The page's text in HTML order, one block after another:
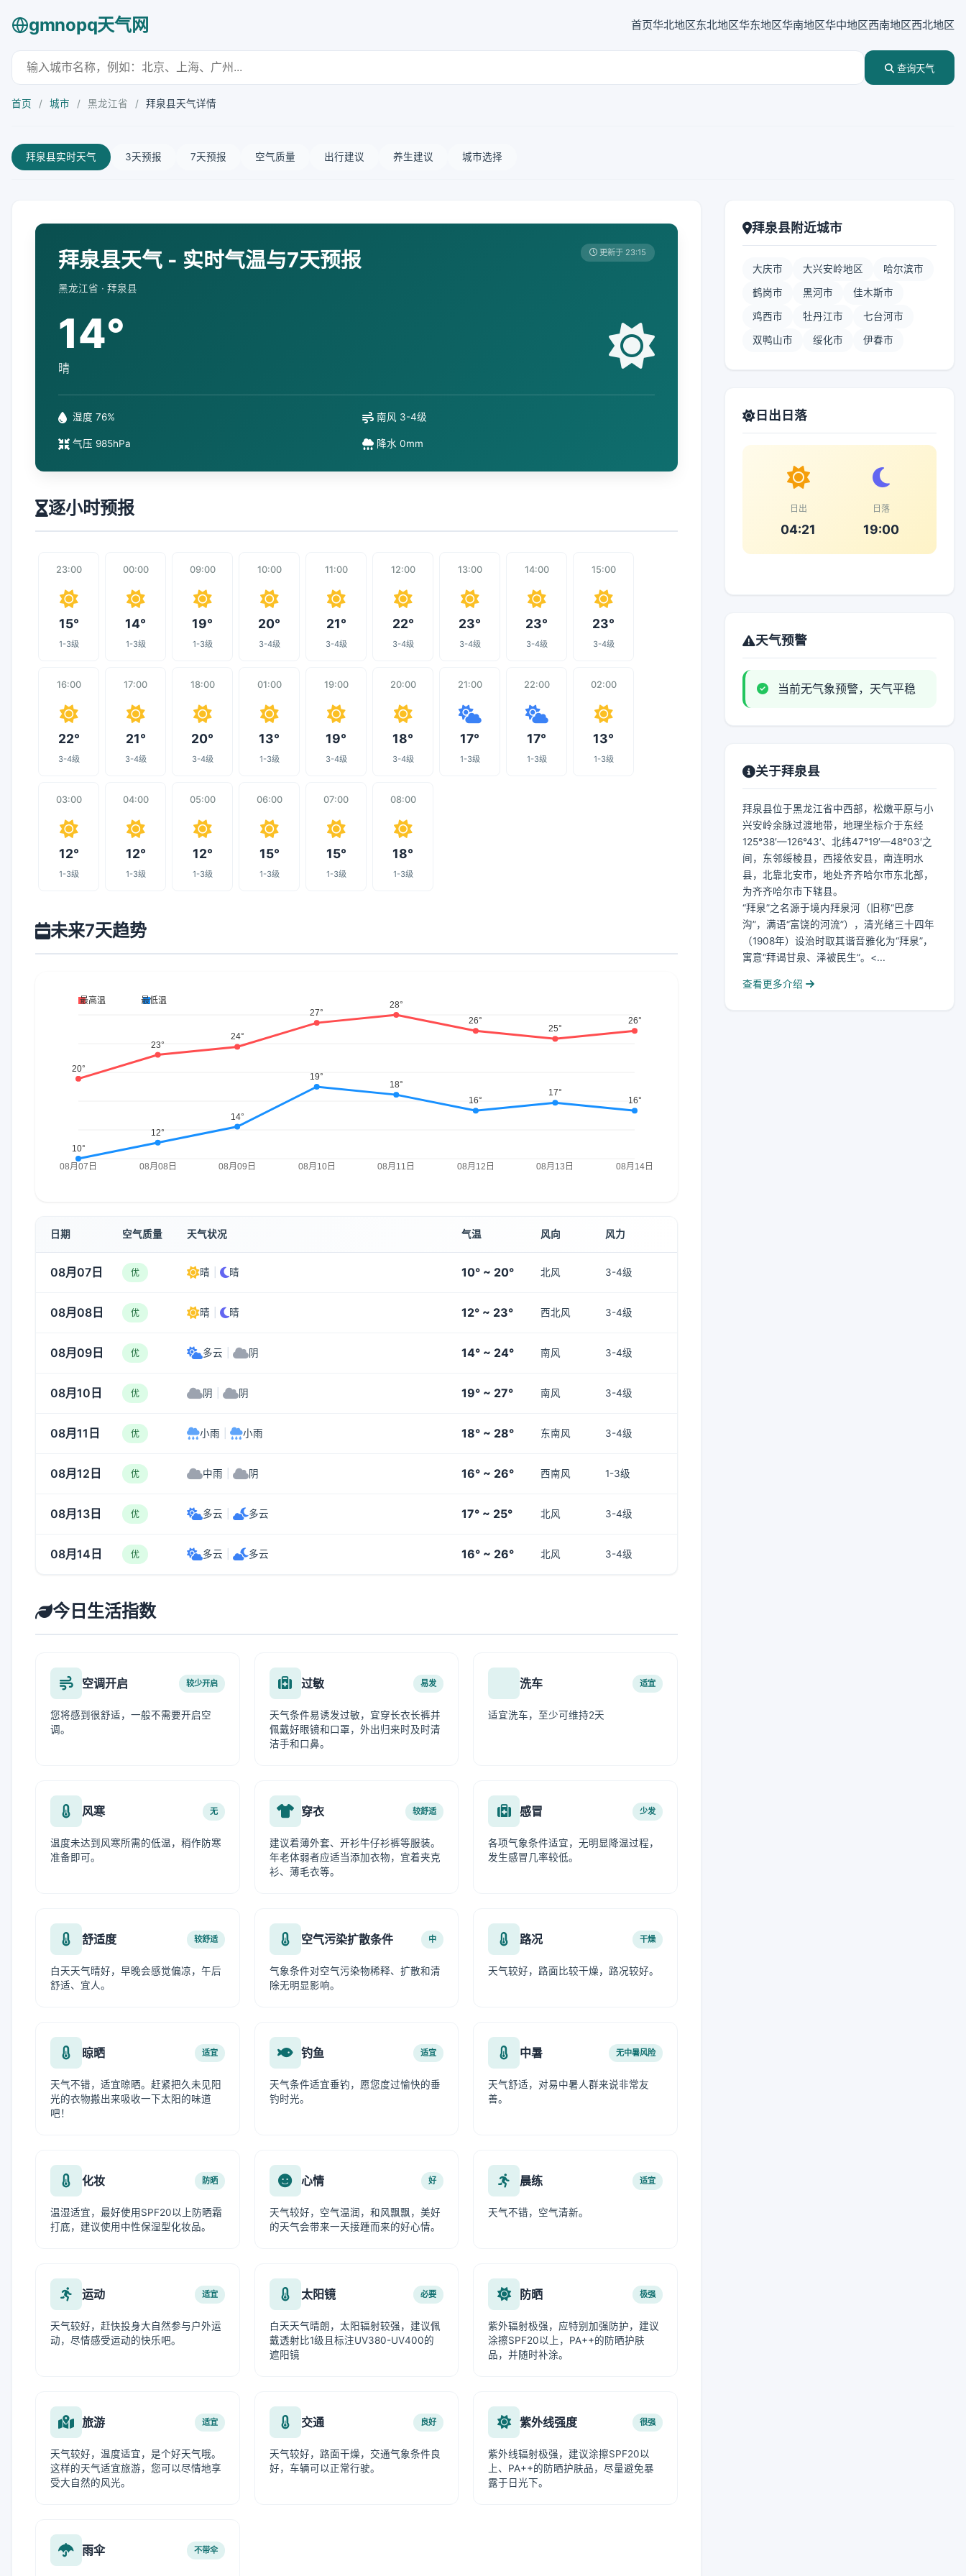
gmnopq天气网 首页华北地区东北地区华东地区华南地区华中地区西南地区西北地区
查询天气
首页 / 城市 / 黑龙江省 / 拜泉县天气详情
拜泉县实时天气 3天预报 7天预报 空气质量 出行建议 养生建议 城市选择
拜泉县天气 - 实时气温与7天预报
黑龙江省 · 拜泉县
更新于 23:15
14°
晴
湿度 76% 南风 3-4级
气压 985hPa 降水 0mm
逐小时预报
23:00
15°
1-3级
00:00
14°
1-3级
09:00
19°
1-3级
10:00
20°
3-4级
11:00
21°
3-4级
12:00
22°
3-4级
13:00
23°
3-4级
14:00
23°
3-4级
15:00
23°
3-4级
16:00
22°
3-4级
17:00
21°
3-4级
18:00
20°
3-4级
01:00
13°
1-3级
19:00
19°
3-4级
20:00
18°
3-4级
21:00
17°
1-3级
22:00
17°
1-3级
02:00
13°
1-3级
03:00
12°
1-3级
04:00
12°
1-3级
05:00
12°
1-3级
06:00
15°
1-3级
07:00
15°
1-3级
08:00
18°
1-3级
未来7天趋势
日期 空气质量 天气状况 气温 风向 风力
08月07日 优 晴 晴 10° ~ 20° 北风 3-4级
08月08日 优 晴 晴 12° ~ 23° 西北风 3-4级
08月09日 优 多云 阴 14° ~ 24° 南风 3-4级
08月10日 优 阴 阴 19° ~ 27° 南风 3-4级
08月11日 优 小雨 小雨 18° ~ 28° 东南风 3-4级
08月12日 优 中雨 阴 16° ~ 26° 西南风 1-3级
08月13日 优 多云 多云 17° ~ 25° 北风 3-4级
08月14日 优 多云 多云 16° ~ 26° 北风 3-4级
今日生活指数
空调开启 较少开启
您将感到很舒适，一般不需要开启空
调。
过敏 易发
天气条件易诱发过敏，宜穿长衣长裤并
佩戴好眼镜和口罩，外出归来时及时清
洁手和口鼻。
洗车 适宜
适宜洗车，至少可维持2天
风寒 无
温度未达到风寒所需的低温，稍作防寒
准备即可。
穿衣 较舒适
建议着薄外套、开衫牛仔衫裤等服装。
年老体弱者应适当添加衣物，宜着夹克
衫、薄毛衣等。
感冒 少发
各项气象条件适宜，无明显降温过程，
发生感冒几率较低。
舒适度 较舒适
白天天气晴好，早晚会感觉偏凉，午后
舒适、宜人。
空气污染扩散条件 中
气象条件对空气污染物稀释、扩散和清
除无明显影响。
路况 干燥
天气较好，路面比较干燥，路况较好。
晾晒 适宜
天气不错，适宜晾晒。赶紧把久未见阳
光的衣物搬出来吸收一下太阳的味道
吧！
钓鱼 适宜
天气条件适宜垂钓，愿您度过愉快的垂
钓时光。
中暑 无中暑风险
天气舒适，对易中暑人群来说非常友
善。
化妆 防晒
温湿适宜，最好使用SPF20以上防晒霜
打底，建议使用中性保湿型化妆品。
心情 好
天气较好，空气温润，和风飘飘，美好
的天气会带来一天接踵而来的好心情。
晨练 适宜
天气不错，空气清新。
运动 适宜
天气较好，赶快投身大自然参与户外运
动，尽情感受运动的快乐吧。
太阳镜 必要
白天天气晴朗，太阳辐射较强，建议佩
戴透射比1级且标注UV380-UV400的
遮阳镜
防晒 极强
紫外辐射极强，应特别加强防护，建议
涂擦SPF20以上，PA++的防晒护肤
品，并随时补涂。
旅游 适宜
天气较好，温度适宜，是个好天气哦。
这样的天气适宜旅游，您可以尽情地享
受大自然的风光。
交通 良好
天气较好，路面干燥，交通气象条件良
好，车辆可以正常行驶。
紫外线强度 很强
紫外线辐射极强，建议涂擦SPF20以
上、PA++的防晒护肤品，尽量避免暴
露于日光下。
雨伞 不带伞
拜泉县附近城市
大庆市 大兴安岭地区 哈尔滨市
鹤岗市 黑河市 佳木斯市
鸡西市 牡丹江市 七台河市
双鸭山市 绥化市 伊春市
日出日落
日出
04:21
日落
19:00
天气预警
当前无气象预警，天气平稳
关于拜泉县
拜泉县位于黑龙江省中西部，松嫩平原与小
兴安岭余脉过渡地带，地理坐标介于东经
125°38′—126°43′、北纬47°19′—48°03′之
间，东邻绥棱县，西接依安县，南连明水
县，北靠北安市，地处齐齐哈尔市东北部，
为齐齐哈尔市下辖县。
“拜泉”之名源于境内拜泉河（旧称“巴彦
沟”，满语“富饶的河流”），清光绪三十四年
（1908年）设治时取其谐音雅化为“拜泉”，
寓意“拜谒甘泉、泽被民生”。<...
查看更多介绍